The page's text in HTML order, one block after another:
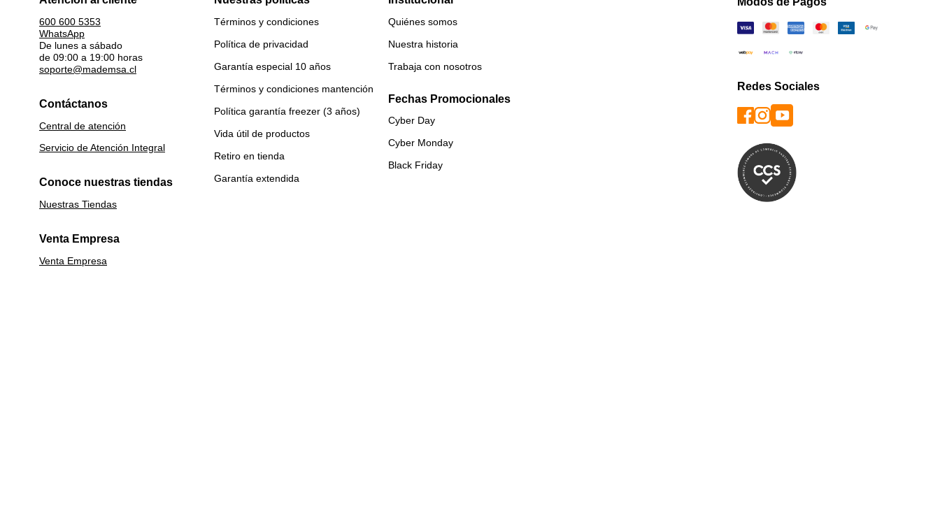
600 600 5353
WhatsApp
De lunes a sábado
de 09:00 a 19:00 horas
soporte@mademsa.cl
Contáctanos
Central de atención
Servicio de Atención Integral
Conoce nuestras tiendas
Nuestras Tiendas
Venta Empresa
Venta Empresa
Términos y condiciones
Política de privacidad
Garantía especial 10 años
Términos y condiciones mantención
Política garantía freezer (3 años)
Vida útil de productos
Retiro en tienda
Garantía extendida
Quiénes somos
Nuestra historia
Trabaja con nosotros
Fechas Promocionales
Cyber Day
Cyber Monday
Black Friday
Redes Sociales